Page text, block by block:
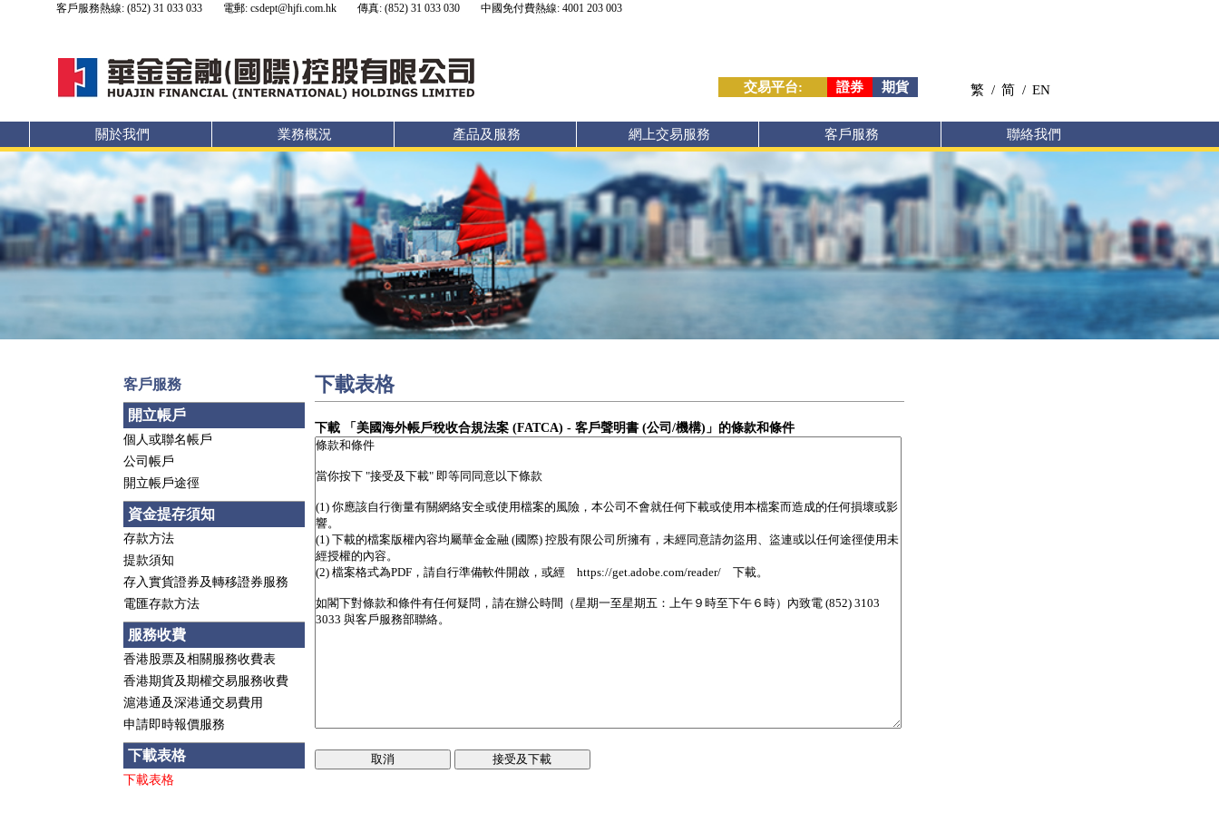
客戶服務熱線: (852) 31 033 033 電郵: csdept@hjfi.com.hk 傳真: (852) 31 033 030 中國免付費熱線: 4001 203 003
交易平台: 證券 期貨 繁 / 简 / EN
關於我們 業務概況 產品及服務 網上交易服務 客戶服務 聯絡我們
客戶服務
開立帳戶
個人或聯名帳戶
公司帳戶
開立帳戶途徑
資金提存須知
存款方法
提款須知
存入實貨證券及轉移證券服務
電匯存款方法
服務收費
香港股票及相關服務收費表
香港期貨及期權交易服務收費
滬港通及深港通交易費用
申請即時報價服務
下載表格
下載表格
下載表格
下載 「美國海外帳戶稅收合規法案 (FATCA) - 客戶聲明書 (公司/機構)」的條款和條件
取消 接受及下載